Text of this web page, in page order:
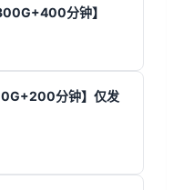
分钟】
分钟】仅发